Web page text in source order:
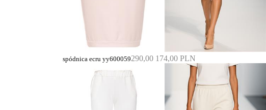
spódnica ecru yy600059290,00 174,00 PLN